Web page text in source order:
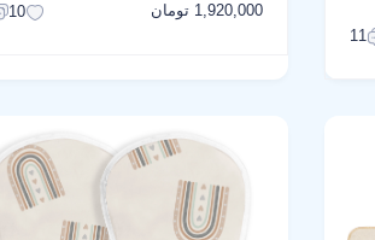
11
1,920,000 تومان 10